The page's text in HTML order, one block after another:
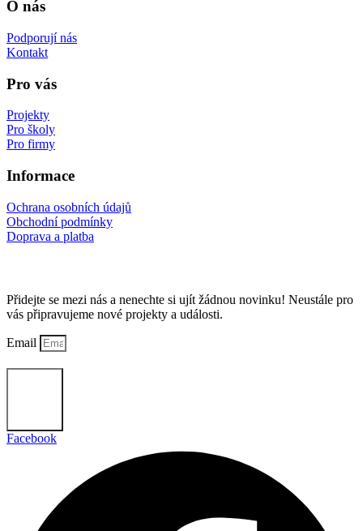
O nás
Podporují nás
Kontakt
Pro vás
Projekty
Pro školy
Pro firmy
Informace
Ochrana osobních údajů
Obchodní podmínky
Doprava a platba
Přidejte se mezi nás a nenechte si ujít žádnou novinku! Neustále pro
vás připravujeme nové projekty a události.
Email
Facebook